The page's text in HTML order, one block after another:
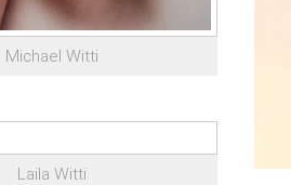
Michael Witti
Laila Witti